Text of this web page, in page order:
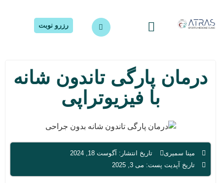
رزرو نوبت
درمان پارگی تاندون شانه
با فیزیوتراپی
مینا سمیری
تاریخ انتشار: آگوست 18, 2024
تاریخ آپدیت پست: می 3, 2025